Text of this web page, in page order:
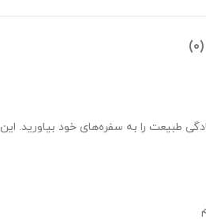
طبیعت را به سفره‌های خود بیاورید.